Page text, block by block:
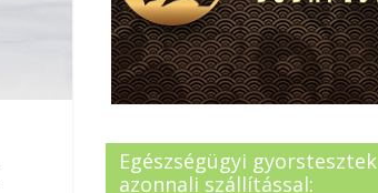
Egészségügyi gyorstesztek
azonnali szállítással: